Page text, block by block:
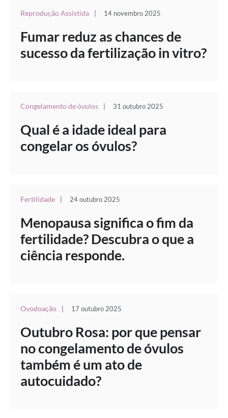
Reprodução Assistida | 14 novembro 2025
Fumar reduz as chances de
sucesso da fertilização in vitro?
Congelamento de óvulos | 31 outubro 2025
Qual é a idade ideal para
congelar os óvulos?
Fertilidade | 24 outubro 2025
Menopausa significa o fim da
fertilidade? Descubra o que a
ciência responde.
Ovodoação | 17 outubro 2025
Outubro Rosa: por que pensar
no congelamento de óvulos
também é um ato de
autocuidado?